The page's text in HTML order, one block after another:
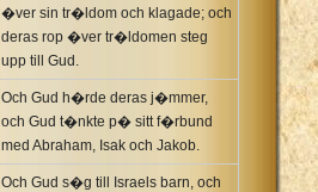
�ver sin tr�ldom och klagade; och
deras rop �ver tr�ldomen steg
upp till Gud.
Och Gud h�rde deras j�mmer,
och Gud t�nkte p� sitt f�rbund
med Abraham, Isak och Jakob.
Och Gud s�g till Israels barn, och